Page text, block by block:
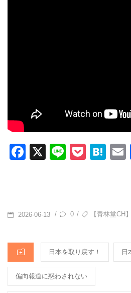
F
b
o
k
X
Li
P
H
a
POSTED
2026-06-13 / 0 / TAGS【青林堂CH
CATEGORIES
日本を取り戻す！ 日
偏向報道に惑わされない